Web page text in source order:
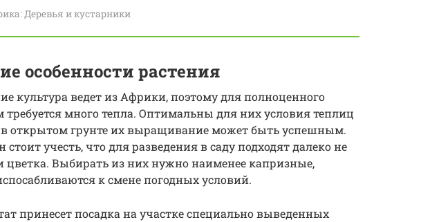
Деревья и кустарники
особенности растения
культура ведет из Африки, поэтому для полноценного
требуется много тепла. Оптимальны для них условия теплиц
открытом грунте их выращивание может быть успешным.
учесть, что для разведения в саду подходят далеко не
цветка. Выбирать из них нужно наименее капризные,
к смене погодных условий.
принесет посадка на участке специально выведенных